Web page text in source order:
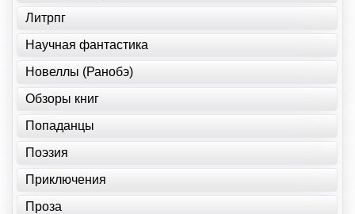
Литрпг
Научная фантастика
Новеллы (Ранобэ)
Обзоры книг
Попаданцы
Поэзия
Приключения
Проза